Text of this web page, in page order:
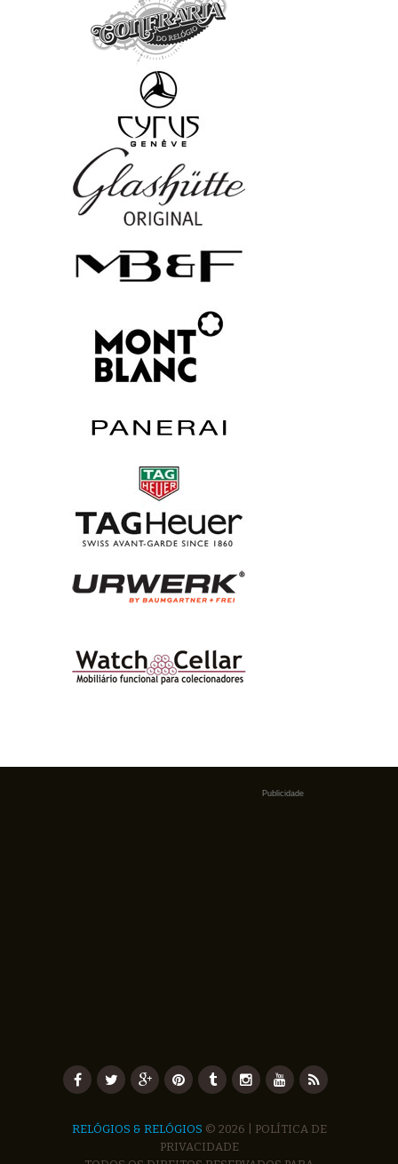
Publicidade
RELÓGIOS & RELÓGIOS © 2026 | POLÍTICA DE
PRIVACIDADE